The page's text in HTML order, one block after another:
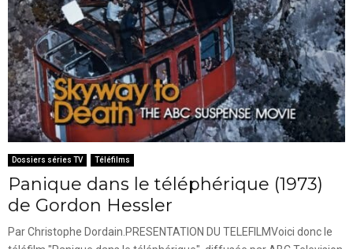
Dossiers séries TV Téléfilms
Panique dans le téléphérique (1973)
de Gordon Hessler
Par Christophe Dordain.PRESENTATION DU TELEFILMVoici donc le